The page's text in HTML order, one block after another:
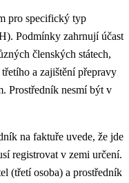
pro specifický typ
Podmínky zahrnují účast
členských státech,
a zajištění přepravy
Prostředník nesmí být v
na faktuře uvede, že jde
registrovat v zemi určení.
(třetí osoba) a prostředník